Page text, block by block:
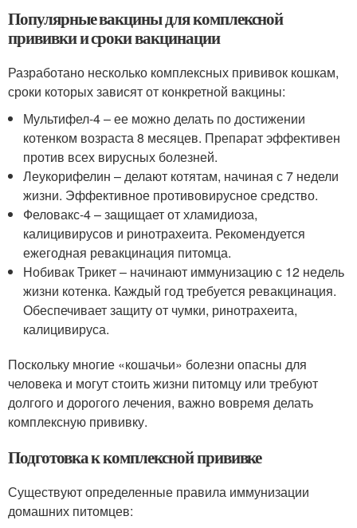
Популярные вакцины для комплексной
прививки и сроки вакцинации
Разработано несколько комплексных прививок кошкам,
сроки которых зависят от конкретной вакцины:
Мультифел-4 – ее можно делать по достижении
котенком возраста 8 месяцев. Препарат эффективен
против всех вирусных болезней.
Леукорифелин – делают котятам, начиная с 7 недели
жизни. Эффективное противовирусное средство.
Феловакс-4 – защищает от хламидиоза,
калицивирусов и ринотрахеита. Рекомендуется
ежегодная ревакцинация питомца.
Нобивак Трикет – начинают иммунизацию с 12 недель
жизни котенка. Каждый год требуется ревакцинация.
Обеспечивает защиту от чумки, ринотрахеита,
калицивируса.
Поскольку многие «кошачьи» болезни опасны для
человека и могут стоить жизни питомцу или требуют
долгого и дорогого лечения, важно вовремя делать
комплексную прививку.
Подготовка к комплексной прививке
Существуют определенные правила иммунизации
домашних питомцев: